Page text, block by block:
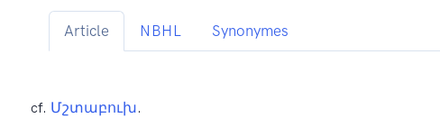
Article NBHL Synonymes
cf. Մշտաբուխ.